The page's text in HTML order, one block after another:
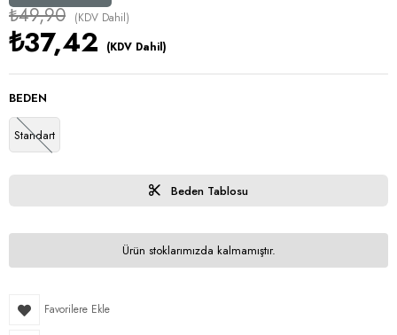
₺49,90 (KDV Dahil)
₺37,42 (KDV Dahil)
BEDEN
Standart
Beden Tablosu
Ürün stoklarımızda kalmamıştır.
Favorilere Ekle